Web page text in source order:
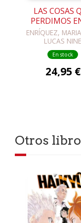
LAS COSAS
PERDIMOS
FUEGO
ENRÍQUEZ,
LUCAS NINE
En stock
24,95 €
Otros